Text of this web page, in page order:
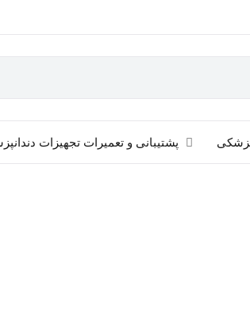
پشتیبانی و تعمیرات تجهیزات